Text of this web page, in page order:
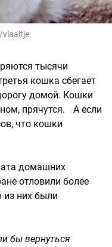
vlaaitje
тысячи
кошка сбегает
домой. Кошки
прячутся. А если
что кошки
домашних
отловили более
них были
бы вернуться